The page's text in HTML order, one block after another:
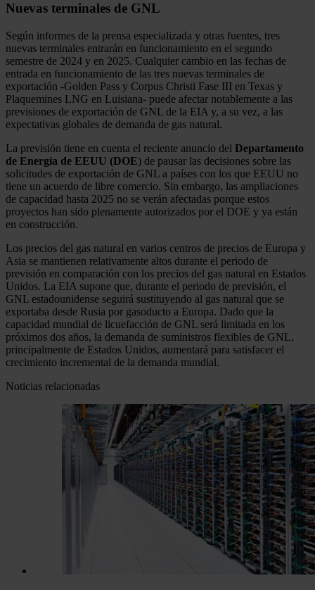
Nuevas terminales de GNL
Según informes de la prensa especializada y otras fuentes, tres
nuevas terminales entrarán en funcionamiento en el segundo
semestre de 2024 y en 2025. Cualquier cambio en las fechas de
entrada en funcionamiento de las tres nuevas terminales de
exportación -Golden Pass y Corpus Christi Fase III en Texas y
Plaquemines LNG en Luisiana- puede afectar notablemente a las
previsiones de exportación de GNL de la EIA y, a su vez, a las
expectativas globales de demanda de gas natural.
La previsión tiene en cuenta el reciente anuncio del Departamento
de Energía de EEUU (DOE) de pausar las decisiones sobre las
solicitudes de exportación de GNL a países con los que EEUU no
tiene un acuerdo de libre comercio. Sin embargo, las ampliaciones
de capacidad hasta 2025 no se verán afectadas porque estos
proyectos han sido plenamente autorizados por el DOE y ya están
en construcción.
Los precios del gas natural en varios centros de precios de Europa y
Asia se mantienen relativamente altos durante el periodo de
previsión en comparación con los precios del gas natural en Estados
Unidos. La EIA supone que, durante el periodo de previsión, el
GNL estadounidense seguirá sustituyendo al gas natural que se
exportaba desde Rusia por gasoducto a Europa. Dado que la
capacidad mundial de licuefacción de GNL será limitada en los
próximos dos años, la demanda de suministros flexibles de GNL,
principalmente de Estados Unidos, aumentará para satisfacer el
crecimiento incremental de la demanda mundial.
Noticias relacionadas